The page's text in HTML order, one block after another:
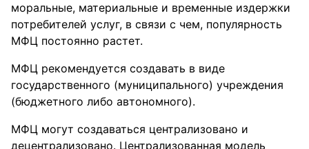
моральные, материальные и временные издержки
потребителей услуг, в связи с чем, популярность
МФЦ постоянно растет.
МФЦ рекомендуется создавать в виде
государственного (муниципального) учреждения
(бюджетного либо автономного).
МФЦ могут создаваться централизовано и
децентрализовано. Централизованная модель